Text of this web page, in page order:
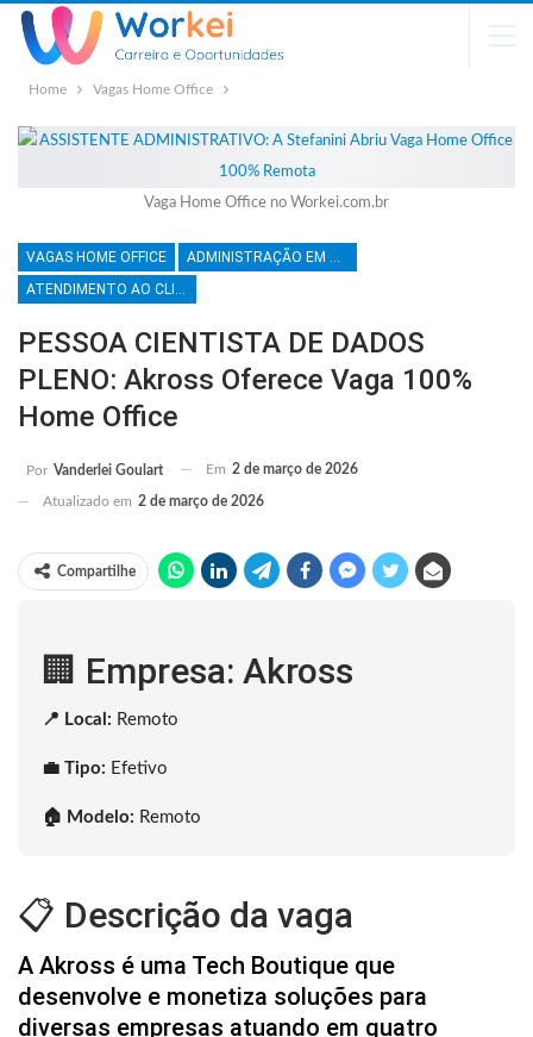
Home Vagas Home Office
Vaga Home Office no Workei.com.br
VAGAS HOME OFFICE
ADMINISTRAÇÃO EM GERAL
ATENDIMENTO AO CLIENTE
PESSOA CIENTISTA DE DADOS
PLENO: Akross Oferece Vaga 100%
Home Office
Por Vanderlei Goulart Em 2 de março de 2026
Atualizado em 2 de março de 2026
Compartilhe
🏢 Empresa: Akross
📍 Local: Remoto
💼 Tipo: Efetivo
🏠 Modelo: Remoto
📋 Descrição da vaga
A Akross é uma Tech Boutique que
desenvolve e monetiza soluções para
diversas empresas atuando em quatro